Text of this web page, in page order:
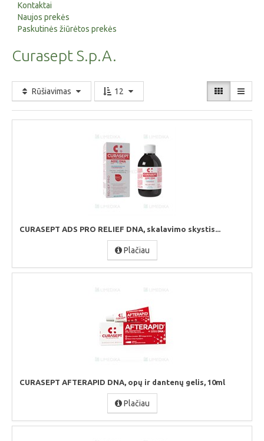
Kontaktai
Naujos prekės
Paskutinės žiūrėtos prekės
Curasept S.p.A.
Rūšiavimas 12
CURASEPT ADS PRO RELIEF DNA, skalavimo skystis...
Plačiau
CURASEPT AFTERAPID DNA, opų ir dantenų gelis, 10ml
Plačiau